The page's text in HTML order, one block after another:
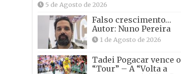
5 de Agosto de 2026
Falso crescimento…
Autor: Nuno Pereira
1 de Agosto de 2026
Tadei Pogacar vence o
“Tour” – A “Volta a